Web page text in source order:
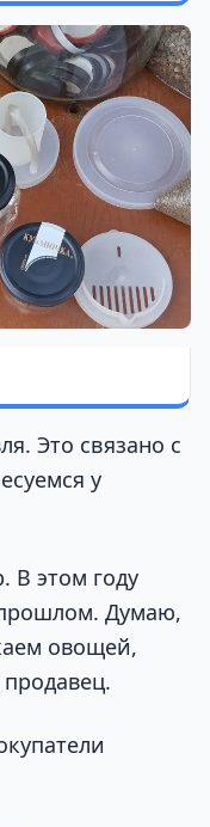
Это связано с
у
В этом году
Думаю,
овощей,